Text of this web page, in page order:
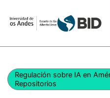
Regulación sobre IA en
Repositorios